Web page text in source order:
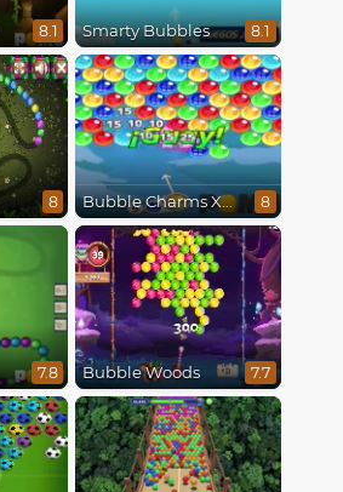
8.1 Smarty Bubbles 8.1
8 Bubble Charms Xmas 8
7.8 Bubble Woods 7.7